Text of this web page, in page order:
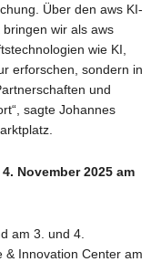
Über den aws KI-
wir als aws
wie KI,
erforschen, sondern in
und
sagte Johannes
November 2025 am
am 3. und 4.
& Innovation Center am